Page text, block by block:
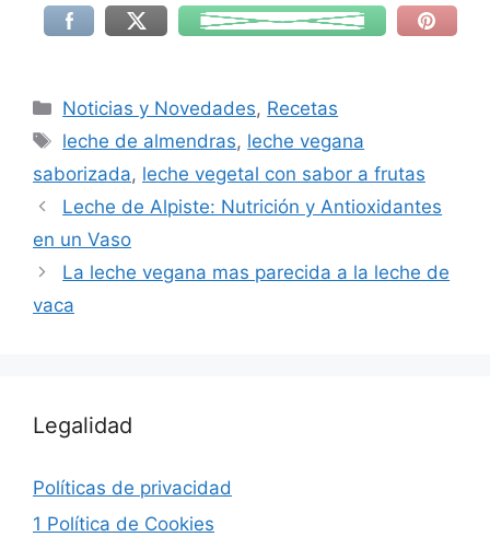
Noticias y Novedades, Recetas
leche de almendras, leche vegana
saborizada, leche vegetal con sabor a frutas
Leche de Alpiste: Nutrición y Antioxidantes
en un Vaso
La leche vegana mas parecida a la leche de
vaca
Legalidad
Políticas de privacidad
1 Política de Cookies